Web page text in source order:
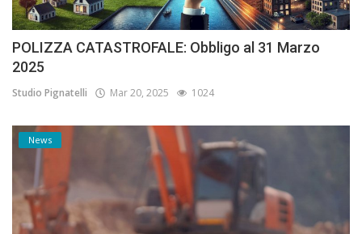
POLIZZA CATASTROFALE: Obbligo al 31 Marzo
2025
Studio Pignatelli Mar 20, 2025 1024
News